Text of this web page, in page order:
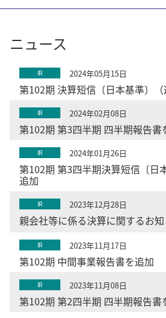
ニュース
IR 2024年05月15日
第102期 決算短信〔日本基準〕
IR 2024年02月08日
第102期 第3四半期 四半期報告書
IR 2024年01月26日
第102期 第3四半期決算短信〔日
追加
IR 2023年12月28日
親会社等に係る決算に関するお
IR 2023年11月17日
第102期 中間事業報告書を追加
IR 2023年11月08日
第102期 第2四半期 四半期報告書